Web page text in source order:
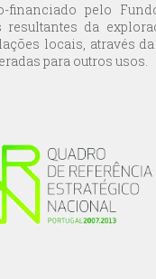
pelo
da
locais, através
para outros usos.